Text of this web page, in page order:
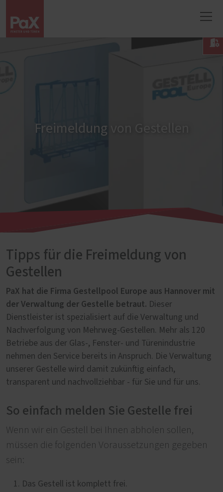
Freimeldung von Gestellen
Tipps für die Freimeldung von
Gestellen
PaX hat die Firma Gestellpool Europe aus Hannover mit
der Verwaltung der Gestelle betraut. Dieser
Dienstleister ist spezialisiert auf die Verwaltung und
Nachverfolgung von Mehrweg-Gestellen. Mehr als 120
Betriebe aus der Glas-, Fenster- und Türenindustrie
nehmen den Service bereits in Anspruch. Die Verwaltung
unserer Gestelle wird damit zukünftig einfach,
transparent und nachvollziehbar - für Sie und für uns.
So einfach melden Sie Gestelle frei
Wenn wir ein Gestell bei Ihnen abholen sollen,
müssen die folgenden Voraussetzungen gegeben
sein:
Das Gestell ist komplett frei.
